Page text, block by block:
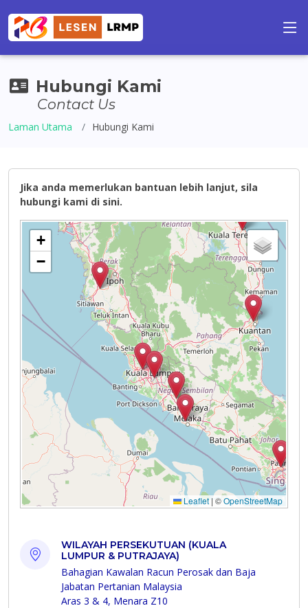
Hubungi Kami
Contact Us
Laman Utama Hubungi Kami
Jika anda memerlukan bantuan lebih lanjut, sila
hubungi kami di sini.
WILAYAH PERSEKUTUAN (KUALA
LUMPUR & PUTRAJAYA)
Bahagian Kawalan Racun Perosak dan Baja
Jabatan Pertanian Malaysia
Aras 3 & 4, Menara Z10